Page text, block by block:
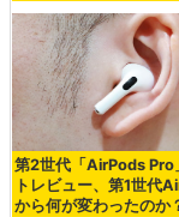
第2世代「AirPods Pro
トレビュー、第1世代
から何が変わったのか